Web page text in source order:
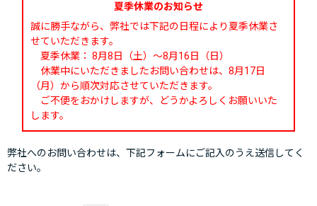
夏季休業のお知らせ
誠に勝手ながら、弊社では下記の日程により夏季休業さ
せていただきます。
夏季休業： 8月8日（土）～8月16日（日）
休業中にいただきましたお問い合わせは、8月17日
（月）から順次対応させていただきます。
ご不便をおかけしますが、どうかよろしくお願いいた
します。
弊社へのお問い合わせは、下記フォームにご記入のうえ送信してく
ださい。